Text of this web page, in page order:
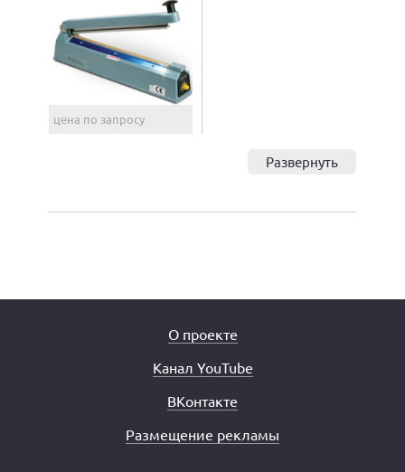
цена по запросу
Развернуть
О проекте
Канал YouTube
ВКонтакте
Размещение рекламы